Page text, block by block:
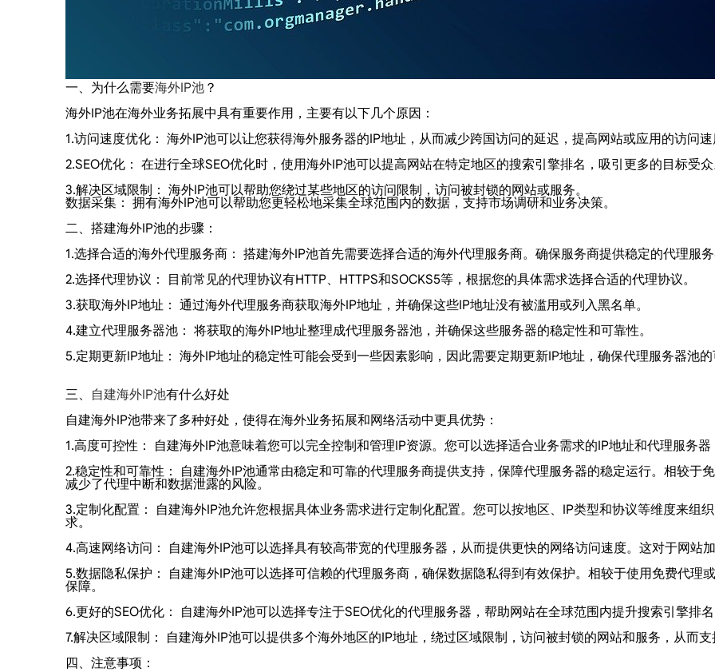
一、为什么需要海外IP池 ？
海外IP池在海外业务拓展中具有重要作用，主要有以下几个原因：
1.访问速度优化： 海外IP池可以让您获得海外服务器的IP地址，从而减少跨国访问的延迟，提高网站或应用的访问
2.SEO优化： 在进行全球SEO优化时，使用海外IP池可以提高网站在特定地区的搜索引擎排名，吸引更多的目标受
3.解决区域限制： 海外IP池可以帮助您绕过某些地区的访问限制，访问被封锁的网站或服务。
数据采集： 拥有海外IP池可以帮助您更轻松地采集全球范围内的数据，支持市场调研和业务决策。
二、搭建海外IP池的步骤：
1.选择合适的海外代理服务商： 搭建海外IP池首先需要选择合适的海外代理服务商。确保服务商提供稳定的代理服
2.选择代理协议： 目前常见的代理协议有HTTP、HTTPS和SOCKS5等，根据您的具体需求选择合适的代理协议。
3.获取海外IP地址： 通过海外代理服务商获取海外IP地址，并确保这些IP地址没有被滥用或列入黑名单。
4.建立代理服务器池： 将获取的海外IP地址整理成代理服务器池，并确保这些服务器的稳定性和可靠性。
5.定期更新IP地址： 海外IP地址的稳定性可能会受到一些因素影响，因此需要定期更新IP地址，确保代理服务器池
三、 自建海外IP池有什么好处
自建海外IP池带来了多种好处，使得在海外业务拓展和网络活动中更具优势：
1.高度可控性： 自建海外IP池意味着您可以完全控制和管理IP资源。您可以选择适合业务需求的IP地址和代理服务
2.稳定性和可靠性： 自建海外IP池通常由稳定和可靠的代理服务商提供支持，保障代理服务器的稳定运行。相较于
减少了代理中断和数据泄露的风险。
3.定制化配置： 自建海外IP池允许您根据具体业务需求进行定制化配置。您可以按地区、IP类型和协议等维度来组
求。
4.高速网络访问： 自建海外IP池可以选择具有较高带宽的代理服务器，从而提供更快的网络访问速度。这对于网站
5.数据隐私保护： 自建海外IP池可以选择可信赖的代理服务商，确保数据隐私得到有效保护。相较于使用免费代理
保障。
6.更好的SEO优化： 自建海外IP池可以选择专注于SEO优化的代理服务器，帮助网站在全球范围内提升搜索引擎排
7.解决区域限制： 自建海外IP池可以提供多个海外地区的IP地址，绕过区域限制，访问被封锁的网站和服务，从而
四、注意事项：